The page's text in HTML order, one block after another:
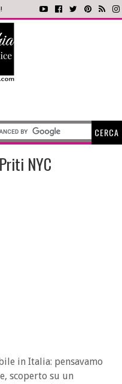
NYC
in Italia: pensavamo
scoperto su un